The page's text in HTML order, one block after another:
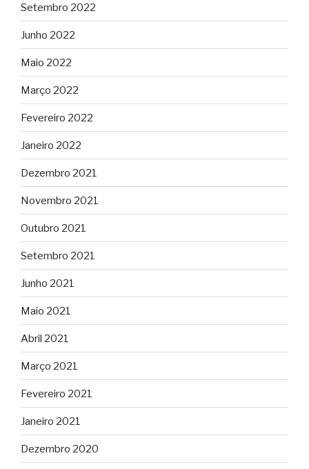
Setembro 2022
Junho 2022
Maio 2022
Março 2022
Fevereiro 2022
Janeiro 2022
Dezembro 2021
Novembro 2021
Outubro 2021
Setembro 2021
Junho 2021
Maio 2021
Abril 2021
Março 2021
Fevereiro 2021
Janeiro 2021
Dezembro 2020